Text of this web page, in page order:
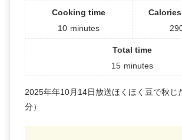
Cooking time
10 minutes
Calories
Total time
15 minutes
2025年年10月14日放送ほくほく豆で秋じ
分）